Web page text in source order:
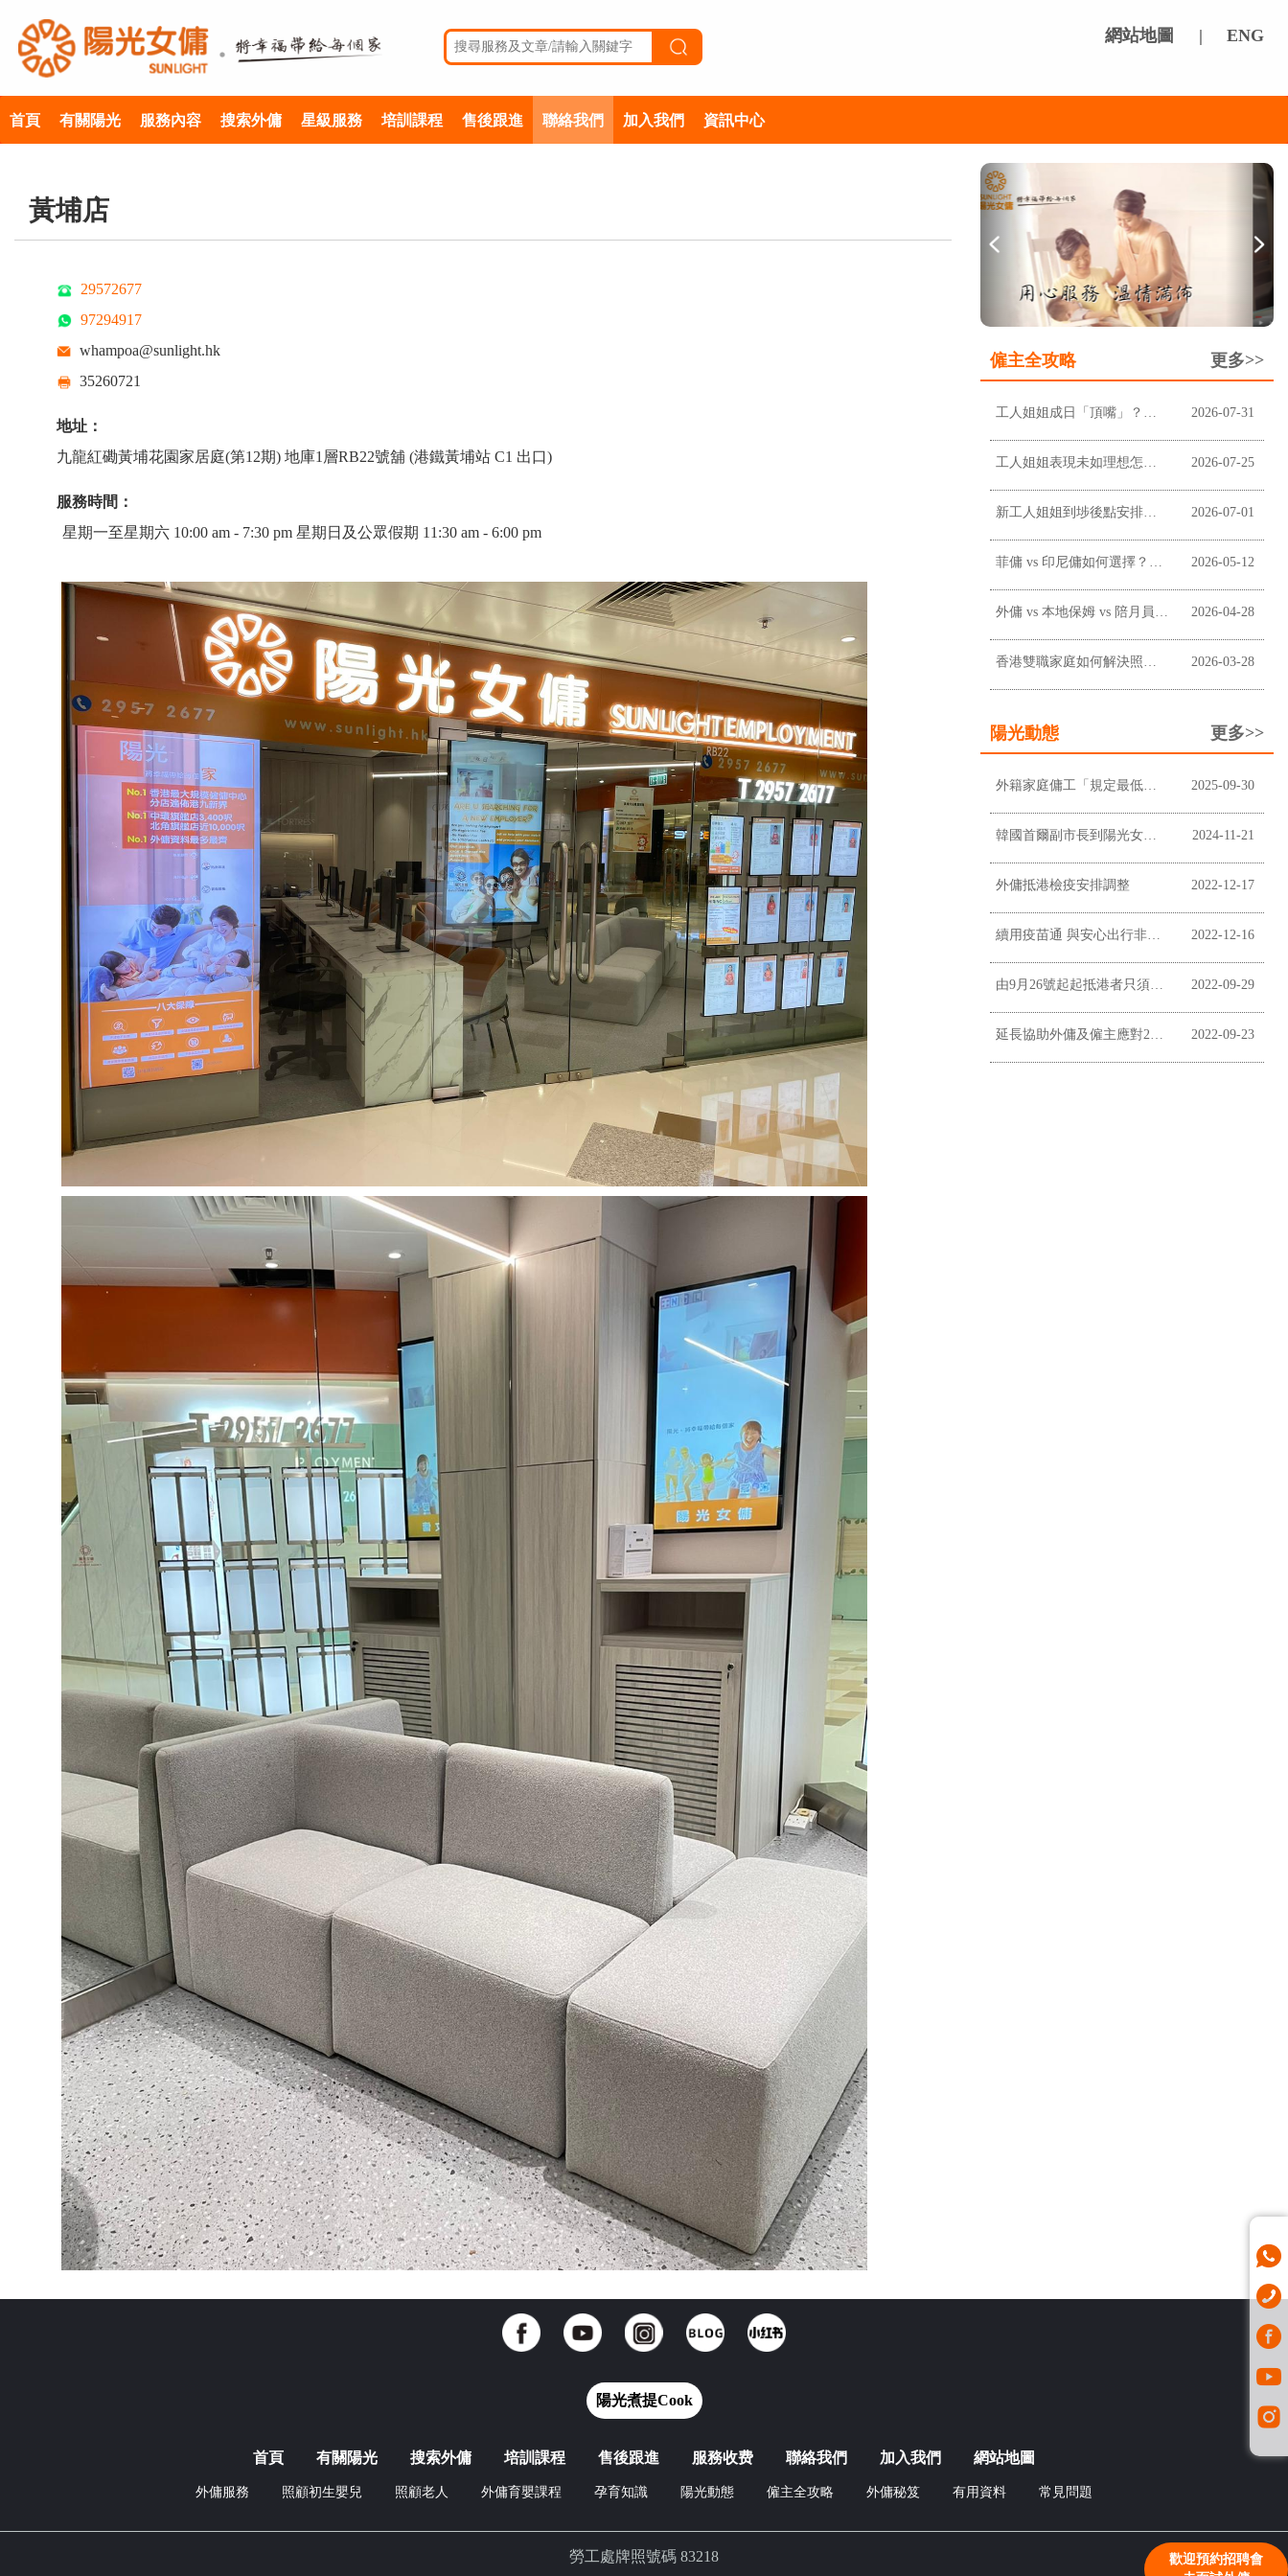
網站地圖 | ENG
首頁 有關陽光 服務內容 搜索外傭 星級服務 培訓課程 售後跟進 聯絡我們 加入我們 資訊中心
黃埔店
29572677
97294917
whampoa@sunlight.hk
35260721
地址：
九龍紅磡黃埔花園家居庭(第12期) 地庫1層RB22號舖 (港鐵黃埔站 C1 出口)
服務時間：
星期一至星期六 10:00 am - 7:30 pm 星期日及公眾假期 11:30 am - 6:00 pm
僱主全攻略 更多>>
工人姐姐成日「頂嘴」？先分清楚聽唔明，定係挑戰家規 2026-07-31
工人姐姐表現未如理想怎麼辦？僱主溝通、改善及終止合約前懶人包 2026-07-25
新工人姐姐到埗後點安排？新手僱主工作分配懶人包 2026-07-01
菲傭 vs 印尼傭如何選擇？香港僱主常見考慮因素 2026-05-12
外傭 vs 本地保姆 vs 陪月員：香港家庭應如何選擇？ 2026-04-28
香港雙職家庭如何解決照顧問題？請外傭是否最適合？ 2026-03-28
陽光動態 更多>>
外籍家庭傭工「規定最低工資」上調至$5,100及膳食津貼維持不變 2025-09-30
韓國首爾副市長到陽光女傭中心進行企業拜訪 2024-11-21
外傭抵港檢疫安排調整 2022-12-17
續用疫苗通 與安心出行非掛鉤 2022-12-16
由9月26號起起抵港者只須居家監察三日 2022-09-29
延長協助外傭及僱主應對2019冠狀病毒病疫情 2022-09-23
陽光煮提Cook
首頁 有關陽光 搜索外傭 培訓課程 售後跟進 服務收费 聯絡我們 加入我們 網站地圖
外傭服務 照顧初生嬰兒 照顧老人 外傭育嬰課程 孕育知識 陽光動態 僱主全攻略 外傭秘笈 有用資料 常見問題
勞工處牌照號碼 83218
歡迎預約招聘會